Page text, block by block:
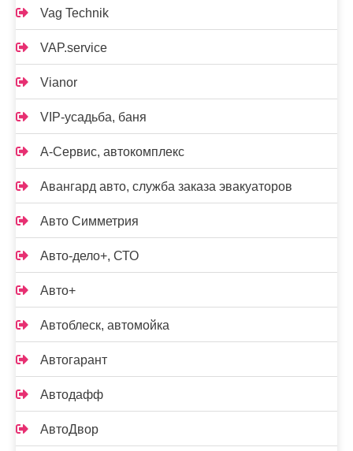
Vag Technik
VAP.service
Vianor
VIP-усадьба, баня
А-Сервис, автокомплекс
Авангард авто, служба заказа эвакуаторов
Авто Симметрия
Авто-дело+, СТО
Авто+
Автоблеск, автомойка
Автогарант
Автодафф
АвтоДвор